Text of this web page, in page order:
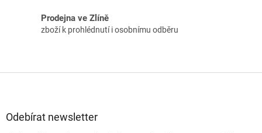
Prodejna ve Zlíně
zboží k prohlédnutí i osobnímu odběru
Odebírat newsletter